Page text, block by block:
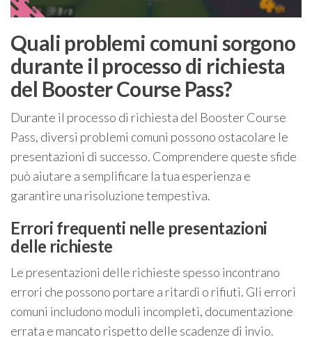
Quali problemi comuni sorgono
durante il processo di richiesta
del Booster Course Pass?
Durante il processo di richiesta del Booster Course
Pass, diversi problemi comuni possono ostacolare le
presentazioni di successo. Comprendere queste sfide
può aiutare a semplificare la tua esperienza e
garantire una risoluzione tempestiva.
Errori frequenti nelle presentazioni
delle richieste
Le presentazioni delle richieste spesso incontrano
errori che possono portare a ritardi o rifiuti. Gli errori
comuni includono moduli incompleti, documentazione
errata e mancato rispetto delle scadenze di invio.